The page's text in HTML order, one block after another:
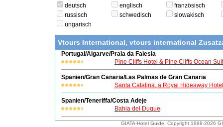
deutsch englisch
französisch
russisch
schwedisch
slowakisch
ungarisch
Vtours International, vtours international
Portugal/Algarve/Praia da Falesia
Pine Cliffs Hotel & Pine Cliffs Ocean
Spanien/Gran Canaria/Las Palmas de Gran Canaria
Santa Catalina, a Royal Hideaway Hotel
Spanien/Teneriffa/Costa Adeje
Bahia del Duque
GIATA-Hotel Guide. Copyright 1998-2026